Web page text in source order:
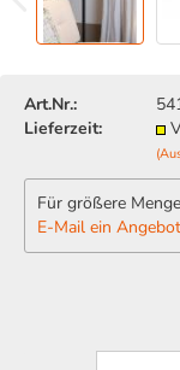
Art.Nr.:
Lieferzeit:
Für größere
E-Mail ein Angebot